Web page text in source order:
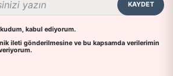
KAYDET
kabul ediyorum.
ileti gönderilmesine ve bu kapsamda verilerimin